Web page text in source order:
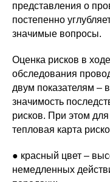
представления о
постепенно
значимые вопросы.
Оценка рисков в
обследования
двум показателям –
значимость
рисков. При этом для
тепловая карта
● красный цвет –
немедленных